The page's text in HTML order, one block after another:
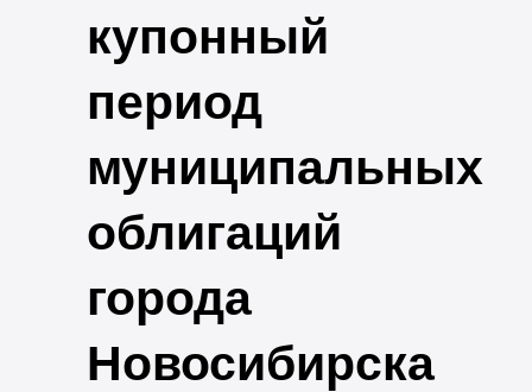
купонный
период
муниципальных
облигаций
города
Новосибирска